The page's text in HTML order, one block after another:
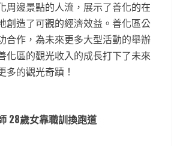
周邊景點的人流，展示了善化的在
創造了可觀的經濟效益。善化區公
合作，為未來更多大型活動的舉辦
化區的觀光收入的成長打下了未來
多的觀光奇蹟！
28歲女靠職訓換跑道